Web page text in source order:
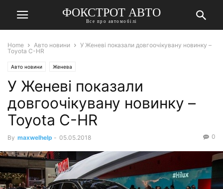
ФОКСТРОТ АВТО
Все про автомобілі
Home Авто новини
У Женеві показали довгоочікувану новинку –
Toyota C-HR
Авто новини Женева
У Женеві показали
довгоочікувану новинку –
Toyota C-HR
By maxwelhelp - 05.05.2018 0